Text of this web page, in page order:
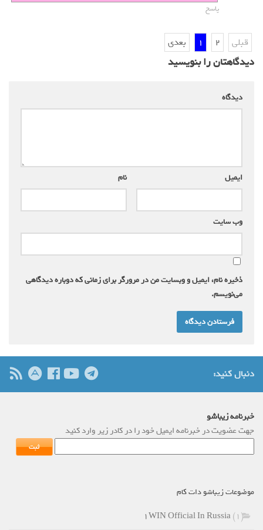
پاسخ
قبلی 1 2 بعدی
دیدگاهتان را بنویسید
دیدگاه
نام ایمیل
وب‌ سایت
ذخیره نام، ایمیل و وبسایت من در مرورگر برای زمانی که دوباره دیدگاهی
می‌نویسم.
دنبال کنید:
خبرنامه زیباشو
جهت عضویت در خبرنامه ایمیل خود را در کادر زیر وارد کنید
موضوعات زیباشو دات کام
۱WIN Official In Russia (1)